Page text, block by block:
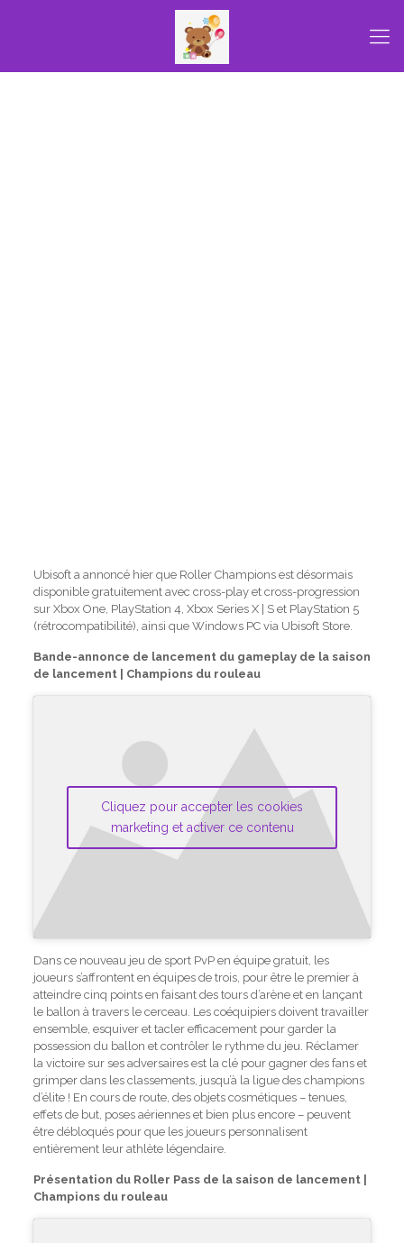
Ubisoft a annoncé hier que Roller Champions est désormais
disponible gratuitement avec cross-play et cross-progression
sur Xbox One, PlayStation 4, Xbox Series X | S et PlayStation 5
(rétrocompatibilité), ainsi que Windows PC via Ubisoft Store.
Bande-annonce de lancement du gameplay de la saison
de lancement | Champions du rouleau
Cliquez pour accepter les cookies
marketing et activer ce contenu
Dans ce nouveau jeu de sport PvP en équipe gratuit, les
joueurs s’affrontent en équipes de trois, pour être le premier à
atteindre cinq points en faisant des tours d’arène et en lançant
le ballon à travers le cerceau. Les coéquipiers doivent travailler
ensemble, esquiver et tacler efficacement pour garder la
possession du ballon et contrôler le rythme du jeu. Réclamer
la victoire sur ses adversaires est la clé pour gagner des fans et
grimper dans les classements, jusqu’à la ligue des champions
d’élite ! En cours de route, des objets cosmétiques – tenues,
effets de but, poses aériennes et bien plus encore – peuvent
être débloqués pour que les joueurs personnalisent
entièrement leur athlète légendaire.
Présentation du Roller Pass de la saison de lancement |
Champions du rouleau